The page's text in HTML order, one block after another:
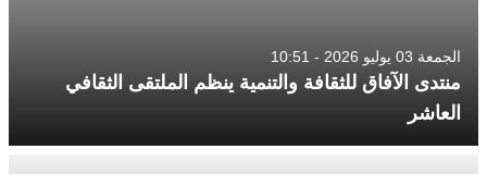
الجمعة 03 يوليو 2026 - 10:51
منتدى الآفاق للثقافة والتنمية ينظم الملتقى الثقافي
العاشر